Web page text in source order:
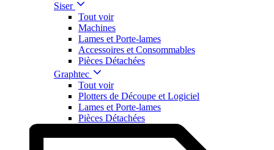
Siser
Tout voir
Machines
Lames et Porte-lames
Accessoires et Consommables
Pièces Détachées
Graphtec
Tout voir
Plotters de Découpe et Logiciel
Lames et Porte-lames
Pièces Détachées